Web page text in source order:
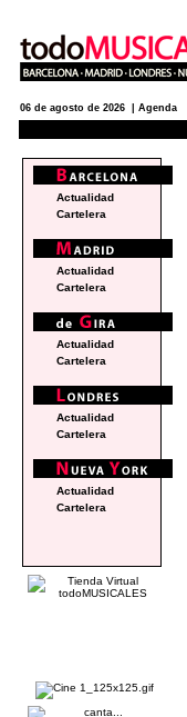
06 de agosto de 2026 | Agenda
Actualidad
Cartelera
Actualidad
Cartelera
Actualidad
Cartelera
Actualidad
Cartelera
Actualidad
Cartelera